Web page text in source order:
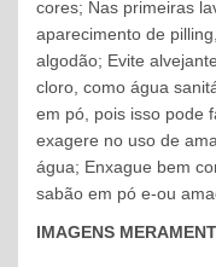
cores; Nas primeiras
aparecimento de
algodão; Evite
cloro, como água
em pó, pois isso pode
exagere no uso de
água; Enxague bem
sabão em pó e-ou
IMAGENS